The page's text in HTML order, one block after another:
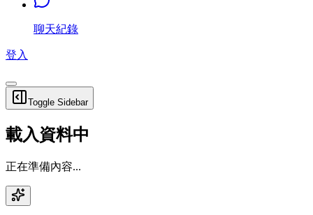
聊天紀錄
登入
Toggle Sidebar
載入資料中
正在準備內容...